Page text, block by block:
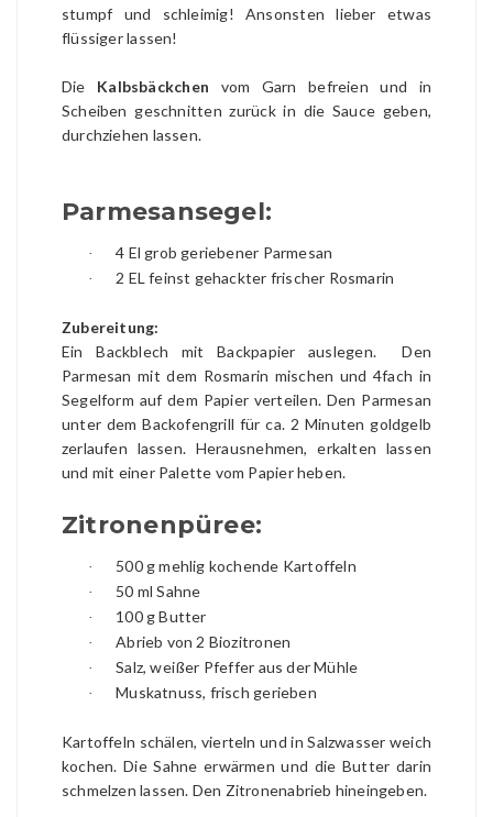
stumpf und schleimig! Ansonsten lieber etwas
flüssiger lassen!
Die Kalbsbäckchen vom Garn befreien und in
Scheiben geschnitten zurück in die Sauce geben,
durchziehen lassen.
Parmesansegel:
· 4 El grob geriebener Parmesan
· 2 EL feinst gehackter frischer Rosmarin
Zubereitung:
Ein Backblech mit Backpapier auslegen. Den
Parmesan mit dem Rosmarin mischen und 4fach in
Segelform auf dem Papier verteilen. Den Parmesan
unter dem Backofengrill für ca. 2 Minuten goldgelb
zerlaufen lassen. Herausnehmen, erkalten lassen
und mit einer Palette vom Papier heben.
Zitronenpüree:
· 500 g mehlig kochende Kartoffeln
· 50 ml Sahne
· 100 g Butter
· Abrieb von 2 Biozitronen
· Salz, weißer Pfeffer aus der Mühle
· Muskatnuss, frisch gerieben
Kartoffeln schälen, vierteln und in Salzwasser weich
kochen. Die Sahne erwärmen und die Butter darin
schmelzen lassen. Den Zitronenabrieb hineingeben.